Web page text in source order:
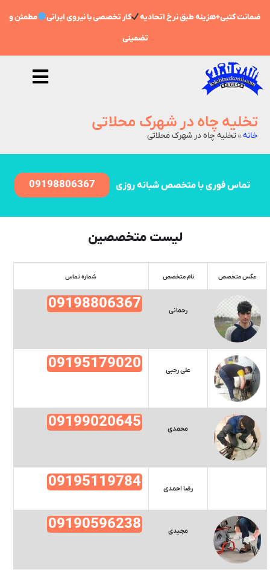
ضمانت کتبی+هزینه طبق نرخ اتحادیه کار تخصصی با نیروی ایرانی مطمئن و
تضمینی
تخلیه چاه در شهرک محلاتی
خانه »تخلیه چاه در شهرک محلاتی
تماس فوری با متخصص شبانه روزی 09198806367
لیست متخصصین
عکس متخصص نام متخصص شماره تماس
رحمانی 09198806367
علی رجبی 09195179020
محمدی 09199020645
رضا احمدی 09195119784
مجیدی 09190596238